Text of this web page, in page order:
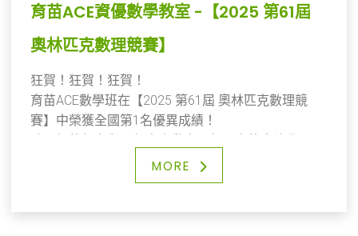
育苗ACE資優數學教室 -【2025 第61屆
奧林匹克數理競賽】
狂賀！狂賀！狂賀！
育苗ACE數學班在【2025 第61屆 奧林匹克數理競
賽】中榮獲全國第1名優異成績！
每一堂課的積極互動，加上課後的勤奮練習，終於在
這一刻結出了豐碩的果實。
MORE